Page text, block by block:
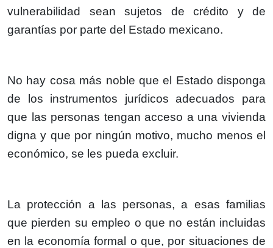
vulnerabilidad sean sujetos de crédito y de
garantías por parte del Estado mexicano.
No hay cosa más noble que el Estado disponga
de los instrumentos jurídicos adecuados para
que las personas tengan acceso a una vivienda
digna y que por ningún motivo, mucho menos el
económico, se les pueda excluir.
La protección a las personas, a esas familias
que pierden su empleo o que no están incluidas
en la economía formal o que, por situaciones de